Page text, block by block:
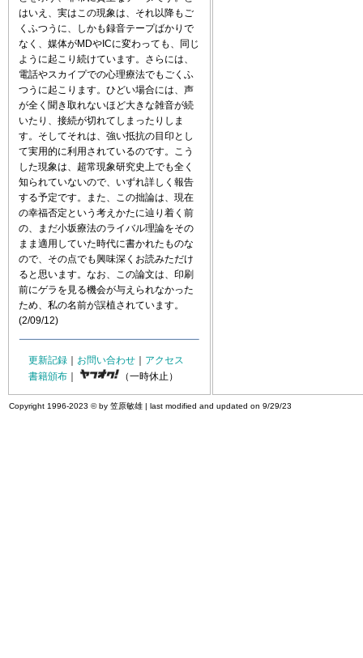
はいえ、実はこの現象は、それ以降もご
くふつうに、しかも録音テープばかりで
なく、媒体がMDやICに変わっても、同じ
ように起こり続けています。さらには、
電話やスカイプでの心理療法でもごくふ
つうに起こります。ひどい場合には、声
が全く聞き取れないほど大きな雑音が続
いたり、接続が切れてしまったりしま
す。そしてそれは、強い抵抗の目印とし
て実用的に利用されているのです。こう
した現象は、超常現象研究史上でも全く
知られていないので、いずれ詳しく報告
する予定です。また、この拙論は、現在
の幸福否定という考えかたに辿り着く前
の、まだ小坂療法のライバル理論をその
まま適用していた時代に書かれたものな
ので、その点でも興味深くお読みただけ
ると思います。なお、この論文は、印刷
前にゲラを見る機会が与えられなかった
ため、私の名前が誤植されています。
(2/09/12)
更新記録 ｜ お問い合わせ ｜ アクセス
書籍頒布 ｜ （一時休止）
Copyright 1996-2023 © by 笠原敏雄 | last modified and updated on 9/29/23